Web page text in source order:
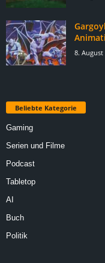
8. August
Beliebte Kategorie
Gaming
Serien und Filme
Podcast
Tabletop
AI
Buch
Politik